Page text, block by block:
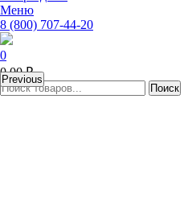
Меню
8 (800) 707-44-20
0
0,00 ₽
Previous